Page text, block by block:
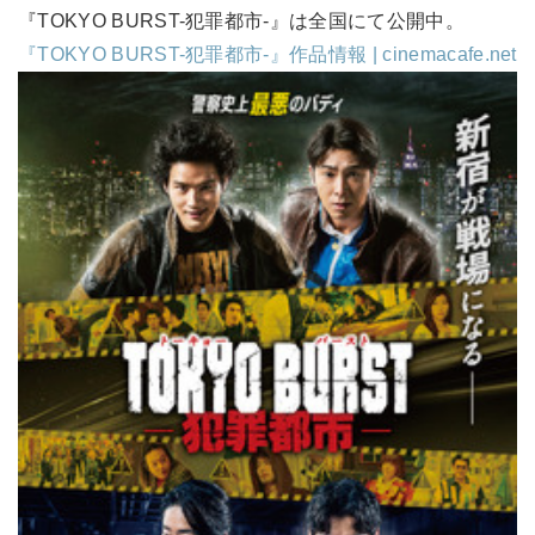
『TOKYO BURST-犯罪都市-』は全国にて公開中。
『TOKYO BURST-犯罪都市-』作品情報 | cinemacafe.net